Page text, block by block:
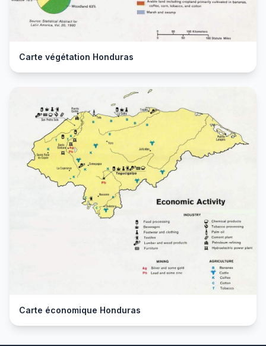
Carte végétation Honduras
Carte économique Honduras